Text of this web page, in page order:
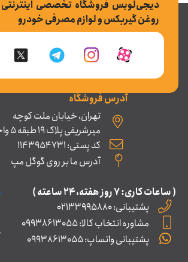
دیجی‌لوبس فروشگاه تخصصی اینترنتی
روغن گیربکس و لوازم مصرفی خودرو
آدرس فروشگاه
تهران، خیابان ملت کوچه
میرشریفی پلاک 19 طبقه 5 واحد 10
کد پستی: 1143954731
آدرس ما بر روی گوگل مپ
( ساعات کاری: ۷ روز ﻫﻔﺘﻪ، ۲۴ ﺳﺎﻋﺘﻪ )
پشتیبانی: 02133995880
مشاوره انتخاب کالا: 09938613055
پشتیبانی واتساپ: 09938613055